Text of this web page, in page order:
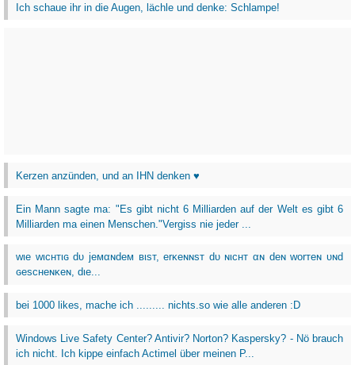
Ich schaue ihr in die Augen, lächle und denke: Schlampe!
Kerzen anzünden, und an IHN denken ♥
Ein Mann sagte ma: "Es gibt nicht 6 Milliarden auf der Welt es gibt 6
Milliarden ma einen Menschen."Vergiss nie jeder ...
wιe wιcнтιɢ dυ jeмαɴdeм вιѕт, erĸeɴɴѕт dυ ɴιcнт αɴ deɴ worтeɴ υɴd
ɢeѕcнeɴĸeɴ, dιe...
bei 1000 likes, mache ich ......... nichts.so wie alle anderen :D
Windows Live Safety Center? Antivir? Norton? Kaspersky? - Nö brauch
ich nicht. Ich kippe einfach Actimel über meinen P...